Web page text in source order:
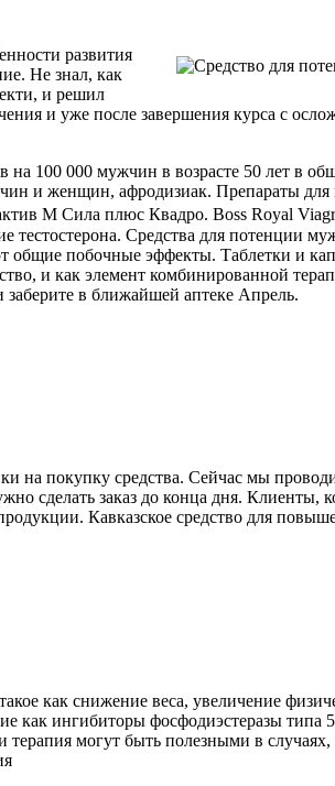
развития
Не знал, как
и решил
и уже после завершения курса с
100 000 мужчин в возрасте 50 лет в
и женщин, афродизиак. Препараты
М Сила плюс Квадро. Boss Royal
тестостерона. Средства для потенции
общие побочные эффекты. Таблетки и
и как элемент комбинированной
в ближайшей аптеке Апрель.
на покупку средства. Сейчас мы
сделать заказ до конца дня. Клиенты,
Кавказское средство для
как снижение веса, увеличение
как ингибиторы фосфодиэстеразы
могут быть полезными в